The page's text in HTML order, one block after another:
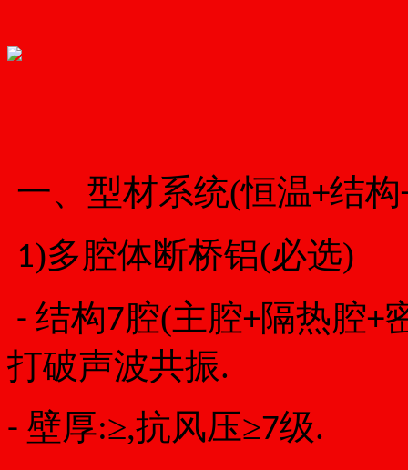
一、型材系统(恒温+结构
1)多腔体断桥铝(必选)
- 结构7腔(主腔+隔热腔+
打破声波共振.
- 壁厚:≥,抗风压≥7级.